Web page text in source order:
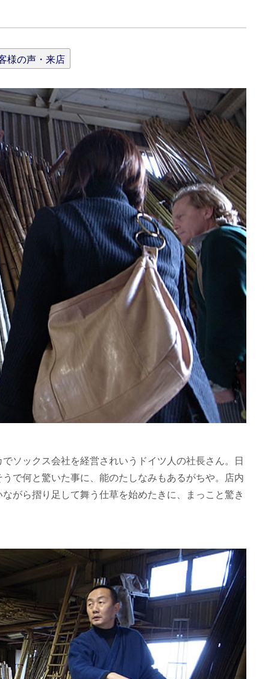
様の声・来店
ソックス会社を経営されいうドイツ人の社長さん。日
で何と驚いた事に、能のたしなみもあるがちや。店内
がら摺り足して舞う仕草を始めたきに、まっこと驚き